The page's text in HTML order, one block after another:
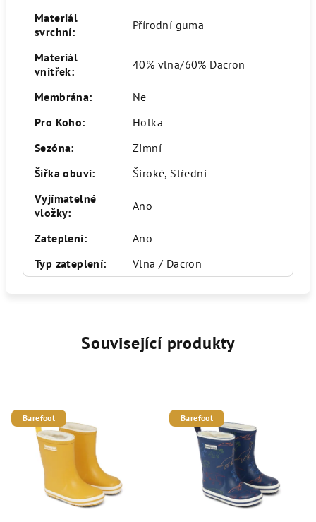
Materiál
svrchní: Přírodní guma
Materiál
vnitřek: 40% vlna/60% Dacron
Membrána:
Ne
Pro Koho:
Holka
Sezóna:
Zimní
Šířka obuvi:
Široké, Střední
Vyjímatelné
vložky: Ano
Zateplení:
Ano
Typ zateplení: Vlna / Dacron
Související produkty
Barefoot Barefoot